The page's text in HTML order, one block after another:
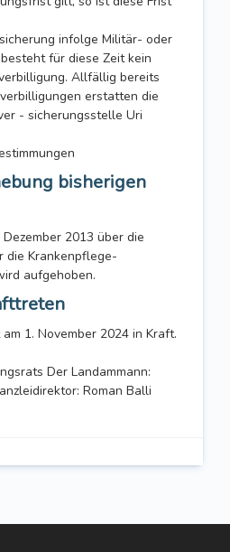
infolge Militär- oder
für diese Zeit kein
Allfällig bereits
erstatten die
- sicherungsstelle Uri
bisherigen
2013 über die
die Krankenpflege-
aufgehoben.
1. November 2024 in Kraft.
Der Landammann:
Roman Balli